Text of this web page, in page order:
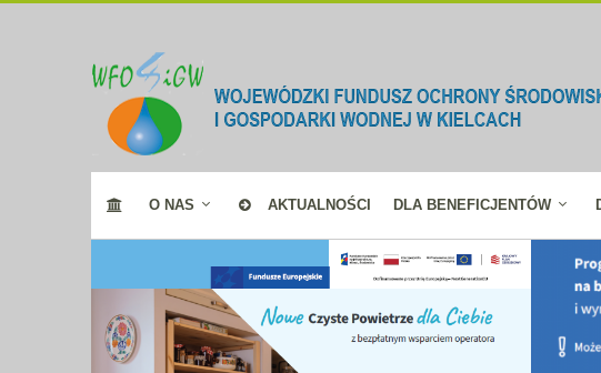
O NAS AKTUALNOŚCI DLA BENEFICJENTÓW